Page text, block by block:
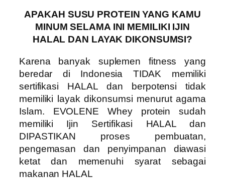
APAKAH SUSU PROTEIN YANG KAMU
MINUM SELAMA INI MEMILIKI IJIN
HALAL DAN LAYAK DIKONSUMSI?
Karena banyak suplemen fitness yang
beredar di Indonesia TIDAK memiliki
sertifikasi HALAL dan berpotensi tidak
memiliki layak dikonsumsi menurut agama
Islam. EVOLENE Whey protein sudah
memiliki Ijin Sertifikasi HALAL dan
DIPASTIKAN proses pembuatan,
pengemasan dan penyimpanan diawasi
ketat dan memenuhi syarat sebagai
makanan HALAL